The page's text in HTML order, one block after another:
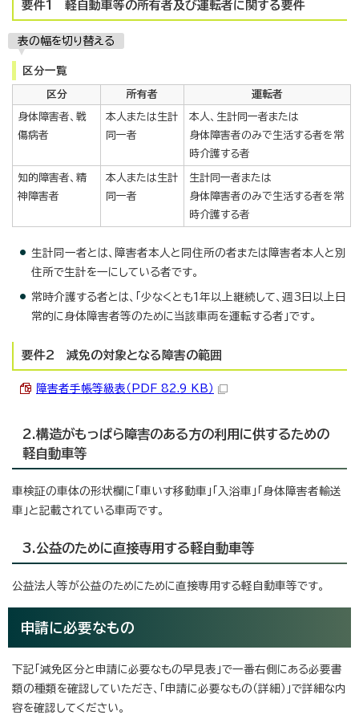
要件1 軽自動車等の所有者及び運転者に関する要件
表の幅を切り替える
区分一覧
区分 所有者 運転者
身体障害者、戦
傷病者
本人または生計
同一者
本人、生計同一者または
身体障害者のみで生活する者を常
時介護する者
知的障害者、精
神障害者
本人または生計
同一者
生計同一者または
身体障害者のみで生活する者を常
時介護する者
生計同一者とは、障害者本人と同住所の者または障害者本人と別
住所で生計を一にしている者です。
常時介護する者とは、「少なくとも1年以上継続して、週3日以上日
常的に身体障害者等のために当該車両を運転する者」です。
要件2 減免の対象となる障害の範囲
障害者手帳等級表（PDF 82.9 KB）
2.構造がもっぱら障害のある方の利用に供するための
軽自動車等
車検証の車体の形状欄に「車いす移動車」「入浴車」「身体障害者輸送
車」と記載されている車両です。
3.公益のために直接専用する軽自動車等
公益法人等が公益のためにために直接専用する軽自動車等です。
申請に必要なもの
下記「減免区分と申請に必要なもの早見表」で一番右側にある必要書
類の種類を確認していただき、「申請に必要なもの（詳細）」で詳細な内
容を確認してください。